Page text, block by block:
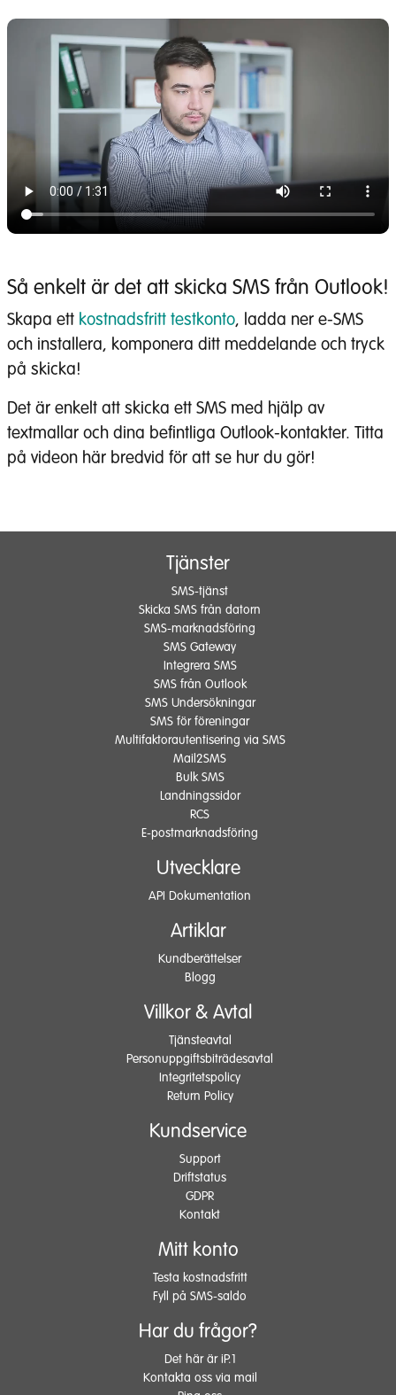
Så enkelt är det att skicka SMS från Outlook!
Skapa ett kostnadsfritt testkonto, ladda ner e-SMS
och installera, komponera ditt meddelande och tryck
på skicka!
Det är enkelt att skicka ett SMS med hjälp av
textmallar och dina befintliga Outlook-kontakter. Titta
på videon här bredvid för att se hur du gör!
Tjänster
SMS-tjänst
Skicka SMS från datorn
SMS-marknadsföring
SMS Gateway
Integrera SMS
SMS från Outlook
SMS Undersökningar
SMS för föreningar
Multifaktorautentisering via SMS
Mail2SMS
Bulk SMS
Landningssidor
RCS
E-postmarknadsföring
Utvecklare
API Dokumentation
Artiklar
Kundberättelser
Blogg
Villkor & Avtal
Tjänsteavtal
Personuppgiftsbiträdesavtal
Integritetspolicy
Return Policy
Kundservice
Support
Driftstatus
GDPR
Kontakt
Mitt konto
Testa kostnadsfritt
Fyll på SMS-saldo
Har du frågor?
Det här är iP.1
Kontakta oss via mail